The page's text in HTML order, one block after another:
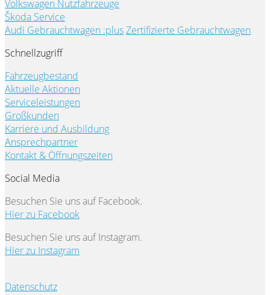
Volkswagen Nutzfahrzeuge
Škoda Service
Audi Gebrauchtwagen :plusZertifizierte Gebrauchtwagen
Schnellzugriff
Fahrzeugbestand
Aktuelle Aktionen
Serviceleistungen
Großkunden
Karriere und Ausbildung
Ansprechpartner
Kontakt & Öffnungszeiten
Social Media
Besuchen Sie uns auf Facebook.
Hier zu Facebook
Besuchen Sie uns auf Instagram.
Hier zu Instagram
Datenschutz